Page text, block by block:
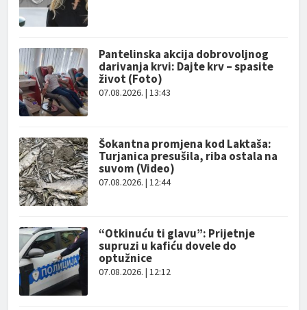
Pantelinska akcija dobrovoljnog
darivanja krvi: Dajte krv – spasite
život (Foto)
07.08.2026. | 13:43
Šokantna promjena kod Laktaša:
Turjanica presušila, riba ostala na
suvom (Video)
07.08.2026. | 12:44
“Otkinuću ti glavu”: Prijetnje
supruzi u kafiću dovele do
optužnice
07.08.2026. | 12:12